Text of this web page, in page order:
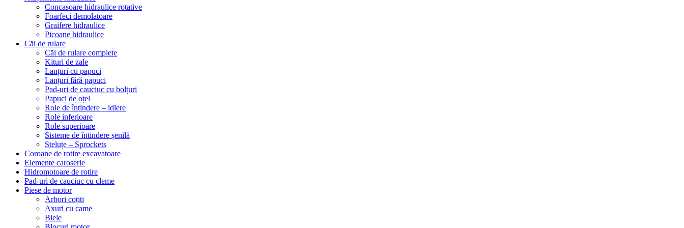
Concasoare hidraulice rotative
Foarfeci demolatoare
Graifere hidraulice
Picoane hidraulice
Căi de rulare
Căi de rulare complete
Kituri de zale
Lanțuri cu papuci
Lanțuri fără papuci
Pad-uri de cauciuc cu bolțuri
Papuci de oțel
Role de întindere – idlere
Role inferioare
Role superioare
Sisteme de întindere șenilă
Steluțe – Sprockets
Coroane de rotire excavatoare
Elemente caroserie
Hidromotoare de rotire
Pad-uri de cauciuc cu cleme
Piese de motor
Arbori coțiti
Axuri cu came
Biele